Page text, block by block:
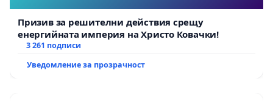
Призив за решителни действия срещу
енергийната империя на Христо Ковачки!
3 261 подписи
Уведомление за прозрачност